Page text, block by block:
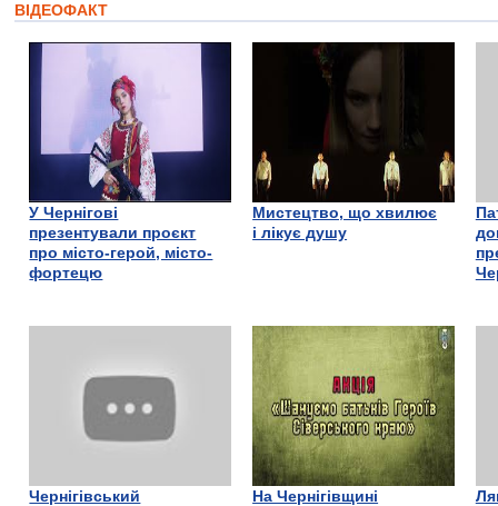
ВІДЕОФАКТ
У Чернігові
презентували проєкт
про місто-герой, місто-
фортецю
Мистецтво, що хвилює
і лікує душу
Чернігівський
На Чернігівщині